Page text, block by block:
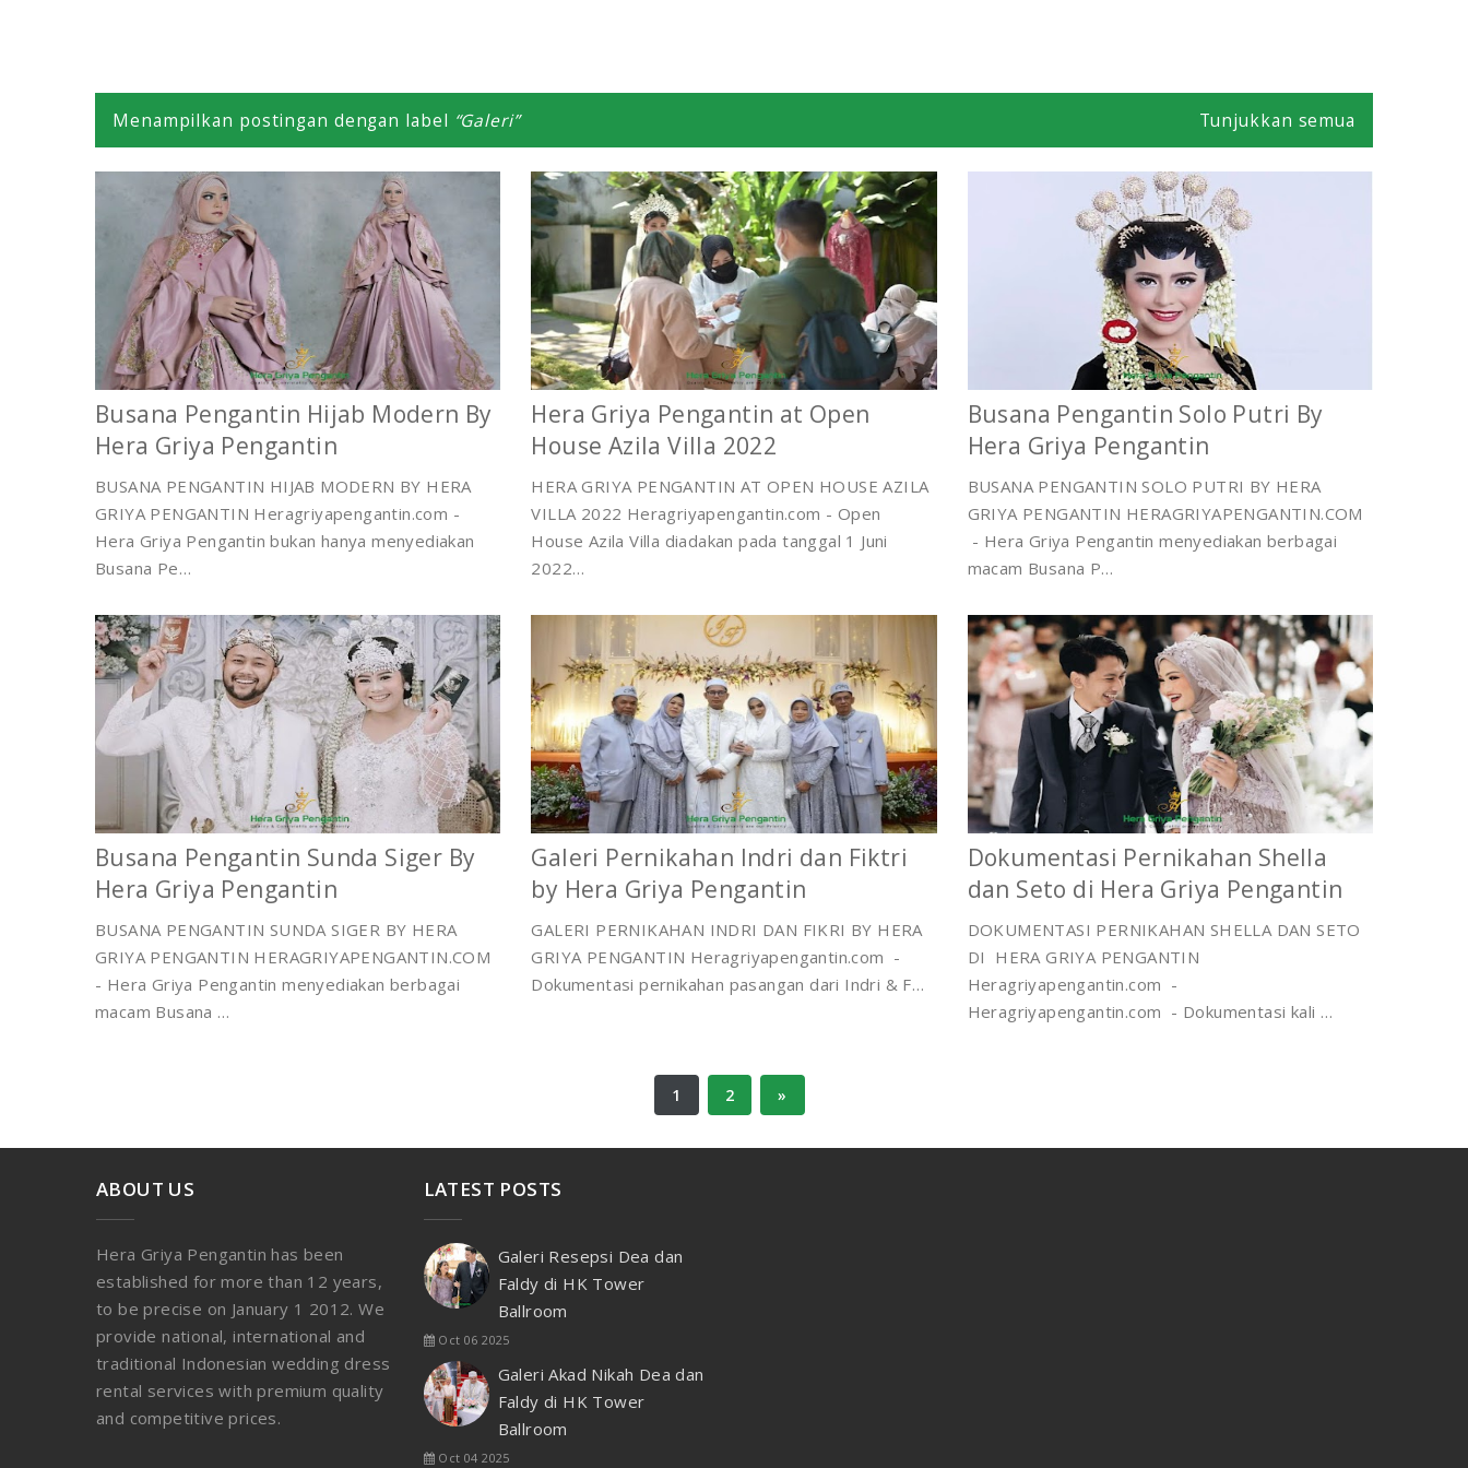
Menampilkan postingan dengan label Galeri Tunjukkan semua
Busana Pengantin Hijab Modern By
Hera Griya Pengantin
BUSANA PENGANTIN HIJAB MODERN BY HERA
GRIYA PENGANTIN Heragriyapengantin.com -
Hera Griya Pengantin bukan hanya menyediakan
Busana Pe…
Hera Griya Pengantin at Open
House Azila Villa 2022
HERA GRIYA PENGANTIN AT OPEN HOUSE AZILA
VILLA 2022 Heragriyapengantin.com - Open
House Azila Villa diadakan pada tanggal 1 Juni
2022…
Busana Pengantin Solo Putri By
Hera Griya Pengantin
BUSANA PENGANTIN SOLO PUTRI BY HERA
GRIYA PENGANTIN HERAGRIYAPENGANTIN.COM
- Hera Griya Pengantin menyediakan berbagai
macam Busana P…
Busana Pengantin Sunda Siger By
Hera Griya Pengantin
BUSANA PENGANTIN SUNDA SIGER BY HERA
GRIYA PENGANTIN HERAGRIYAPENGANTIN.COM
- Hera Griya Pengantin menyediakan berbagai
macam Busana …
Galeri Pernikahan Indri dan Fiktri
by Hera Griya Pengantin
GALERI PERNIKAHAN INDRI DAN FIKRI BY HERA
GRIYA PENGANTIN Heragriyapengantin.com -
Dokumentasi pernikahan pasangan dari Indri & F…
Dokumentasi Pernikahan Shella
dan Seto di Hera Griya Pengantin
DOKUMENTASI PERNIKAHAN SHELLA DAN SETO
DI HERA GRIYA PENGANTIN
Heragriyapengantin.com -
Heragriyapengantin.com - Dokumentasi kali …
1 2 »
ABOUT US
Hera Griya Pengantin has been
established for more than 12 years,
to be precise on January 1 2012. We
provide national, international and
traditional Indonesian wedding dress
rental services with premium quality
and competitive prices.
LATEST POSTS
Galeri Resepsi Dea dan
Faldy di HK Tower
Ballroom
Oct 06 2025
Galeri Akad Nikah Dea dan
Faldy di HK Tower
Ballroom
Oct 04 2025